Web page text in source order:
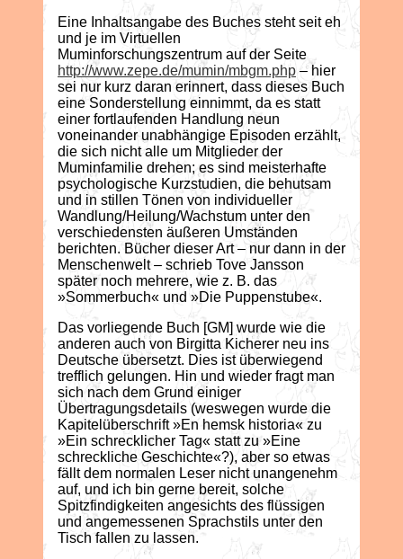
Eine Inhaltsangabe des Buches steht seit eh
und je im Virtuellen
Muminforschungszentrum auf der Seite
http://www.zepe.de/mumin/mbgm.php – hier
sei nur kurz daran erinnert, dass dieses Buch
eine Sonderstellung einnimmt, da es statt
einer fortlaufenden Handlung neun
voneinander unabhängige Episoden erzählt,
die sich nicht alle um Mitglieder der
Muminfamilie drehen; es sind meisterhafte
psychologische Kurzstudien, die behutsam
und in stillen Tönen von individueller
Wandlung/Heilung/Wachstum unter den
verschiedensten äußeren Umständen
berichten. Bücher dieser Art – nur dann in der
Menschenwelt – schrieb Tove Jansson
später noch mehrere, wie z. B. das
»Sommerbuch« und »Die Puppenstube«.
Das vorliegende Buch [GM] wurde wie die
anderen auch von Birgitta Kicherer neu ins
Deutsche übersetzt. Dies ist überwiegend
trefflich gelungen. Hin und wieder fragt man
sich nach dem Grund einiger
Übertragungsdetails (weswegen wurde die
Kapitelüberschrift »En hemsk historia« zu
»Ein schrecklicher Tag« statt zu »Eine
schreckliche Geschichte«?), aber so etwas
fällt dem normalen Leser nicht unangenehm
auf, und ich bin gerne bereit, solche
Spitzfindigkeiten angesichts des flüssigen
und angemessenen Sprachstils unter den
Tisch fallen zu lassen.